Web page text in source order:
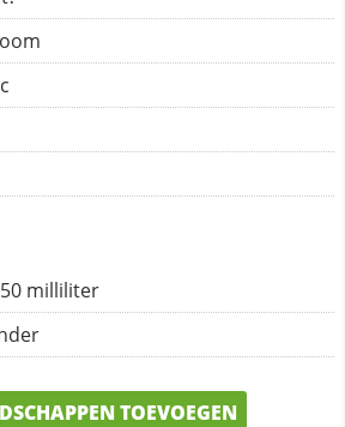
milliliter
TOEVOEGEN